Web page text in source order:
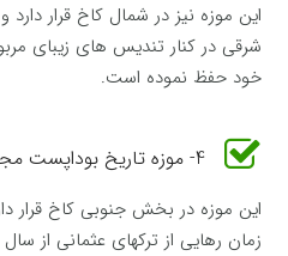
این موزه نیز در شمال کاخ قرار دارد
شرقی در کنار تندیس های زیبای
خود حفظ نموده است.
4- موزه تاریخ بوداپست مجارستان؟
این موزه در بخش جنوبی کاخ قرار